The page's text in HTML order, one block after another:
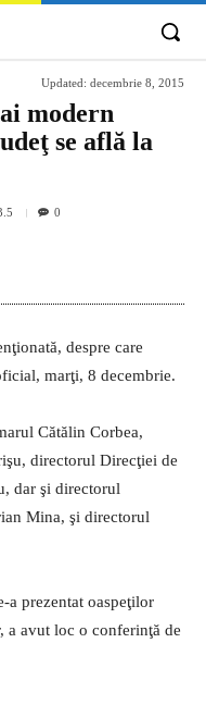
Updated: decembrie 8, 2015
modern
se află la
0
despre care
marţi, 8 decembrie.
Cătălin Corbea,
directorul Direcţiei de
dar şi directorul
Mina, şi directorul
a prezentat oaspeţilor
a avut loc o conferinţă de